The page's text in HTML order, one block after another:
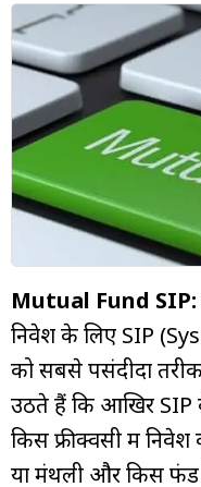
बिजनेस
न्यूज
वीडियो
म्यूचुअल
Mutual Fund SIP:
निवेश के लिए SIP
को सबसे पसंदीदा
उठते हैं कि आखिर SIP
किस फ्रीक्वेंसी में
या मंथली और किस फंड